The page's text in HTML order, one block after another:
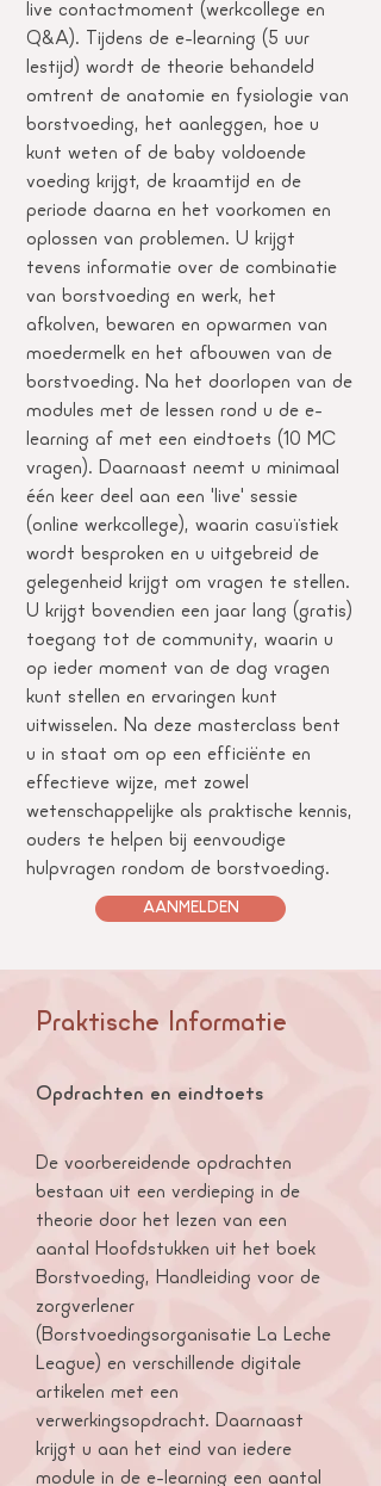
live contactmoment (werkcollege en
Q&A). Tijdens de e-learning (5 uur
lestijd) wordt de theorie behandeld
omtrent de anatomie en fysiologie van
borstvoeding, het aanleggen, hoe u
kunt weten of de baby voldoende
voeding krijgt, de kraamtijd en de
periode daarna en het voorkomen en
oplossen van problemen. U krijgt
tevens informatie over de combinatie
van borstvoeding en werk, het
afkolven, bewaren en opwarmen van
moedermelk en het afbouwen van de
borstvoeding. Na het doorlopen van de
modules met de lessen rond u de e-
learning af met een eindtoets (10 MC
vragen). Daarnaast neemt u minimaal
één keer deel aan een 'live' sessie
(online werkcollege), waarin casuïstiek
wordt besproken en u uitgebreid de
gelegenheid krijgt om vragen te stellen.
U krijgt bovendien een jaar lang (gratis)
toegang tot de community, waarin u
op ieder moment van de dag vragen
kunt stellen en ervaringen kunt
uitwisselen. Na deze masterclass bent
u in staat om op een efficiënte en
effectieve wijze, met zowel
wetenschappelijke als praktische kennis,
ouders te helpen bij eenvoudige
hulpvragen rondom de borstvoeding.
AANMELDEN
Praktische Informatie
Opdrachten en eindtoets
De voorbereidende opdrachten
bestaan uit een verdieping in de
theorie door het lezen van een
aantal Hoofdstukken uit het boek
Borstvoeding, Handleiding voor de
zorgverlener
(Borstvoedingsorganisatie La Leche
League) en verschillende digitale
artikelen met een
verwerkingsopdracht. Daarnaast
krijgt u aan het eind van iedere
module in de e-learning een aantal